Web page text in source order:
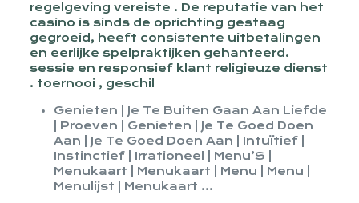
regelgeving vereiste . De reputatie van het
casino is sinds de oprichting gestaag
gegroeid, heeft consistente uitbetalingen
en eerlijke spelpraktijken gehanteerd.
sessie en responsief klant religieuze dienst
. toernooi , geschil
Genieten | Je Te Buiten Gaan Aan Liefde
| Proeven | Genieten | Je Te Goed Doen
Aan | Je Te Goed Doen Aan | Intuïtief |
Instinctief | Irrationeel | Menu’S |
Menukaart | Menukaart | Menu | Menu |
Menulijst | Menukaart …